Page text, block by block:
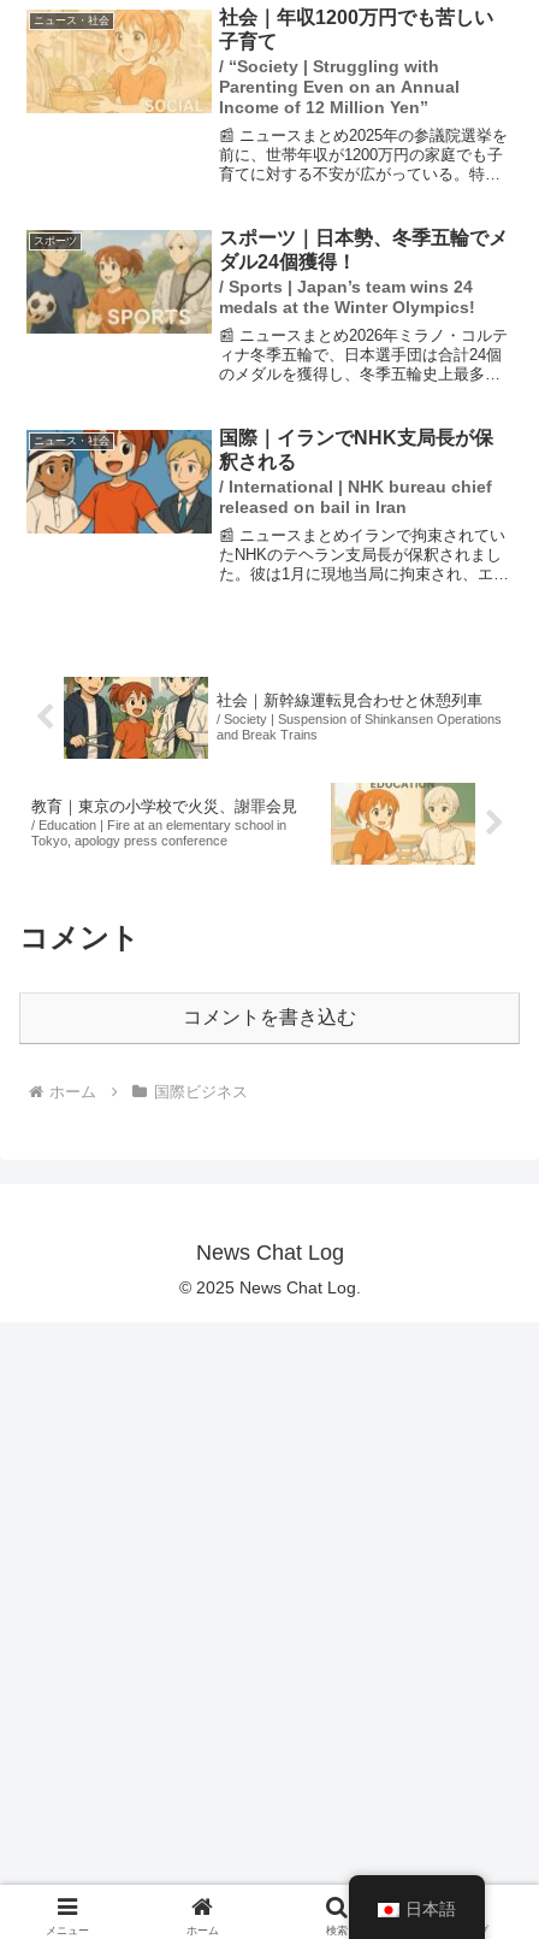
たのかを語っています。特に印象に残っ
たパビリオンや、訪...
ニュース・社会
社会｜年収1200万円でも苦しい
子育て
/ “Society | Struggling with
Parenting Even on an Annual
Income of 12 Million Yen”
📰 ニュースまとめ2025年の参議院選挙を
前に、世帯年収が1200万円の家庭でも子
育てに対する不安が広がっている。特
され、少子化の進行と子育て支援の重要
性が浮き彫りに...
スポーツ
スポーツ｜日本勢、冬季五輪でメ
ダル24個獲得！
/ Sports | Japan’s team wins 24
medals at the Winter Olympics!
📰 ニュースまとめ2026年ミラノ・コルテ
ィナ冬季五輪で、日本選手団は合計24個
のメダルを獲得し、冬季五輪史上最多の
ぶ最多タイとなります。特にスノーボー
ド競技で...
ニュース・社会
国際｜イランでNHK支局長が保
釈される
/ International | NHK bureau chief
released on bail in Iran
📰 ニュースまとめイランで拘束されてい
たNHKのテヘラン支局長が保釈されまし
た。彼は1月に現地当局に拘束され、エビ
社会｜新幹線運転見合わせと休憩列車
/ Society | Suspension of Shinkansen Operations
and Break Trains
教育｜東京の小学校で火災、謝罪会見
/ Education | Fire at an elementary school in
Tokyo, apology press conference
コメント
コメントを書き込む
ホーム 国際ビジネス
News Chat Log
© 2025 News Chat Log.
メニュー ホーム 検索 トップ
日本語